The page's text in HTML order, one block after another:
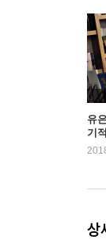
6
7
8
3
유
기
상